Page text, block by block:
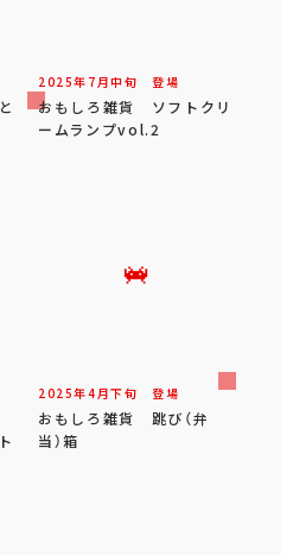
2025年 7 月中旬 登場
おもしろ雑貨 ソフトクリ
ームランプvol.2
2025年4 月下旬 登場
おもしろ雑貨 跳び（弁
当）箱